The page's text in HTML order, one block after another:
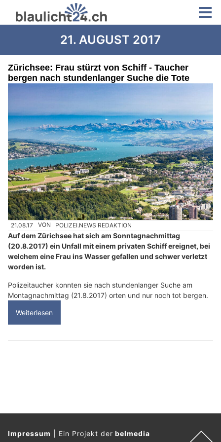
21. AUGUST 2017
Zürichsee: Frau stürzt von Schiff - Taucher
bergen nach stundenlanger Suche die Tote
21.08.17 VON POLIZEI.NEWS REDAKTION
Auf dem Zürichsee hat sich am Sonntagnachmittag
(20.8.2017) ein Unfall mit einem privaten Schiff ereignet, bei
welchem eine Frau ins Wasser gefallen und schwer verletzt
worden ist.
Polizeitaucher konnten sie nach stundenlanger Suche am
Montagnachmittag (21.8.2017) orten und nur noch tot bergen.
Weiterlesen
Impressum Ein Projekt derbelmedia